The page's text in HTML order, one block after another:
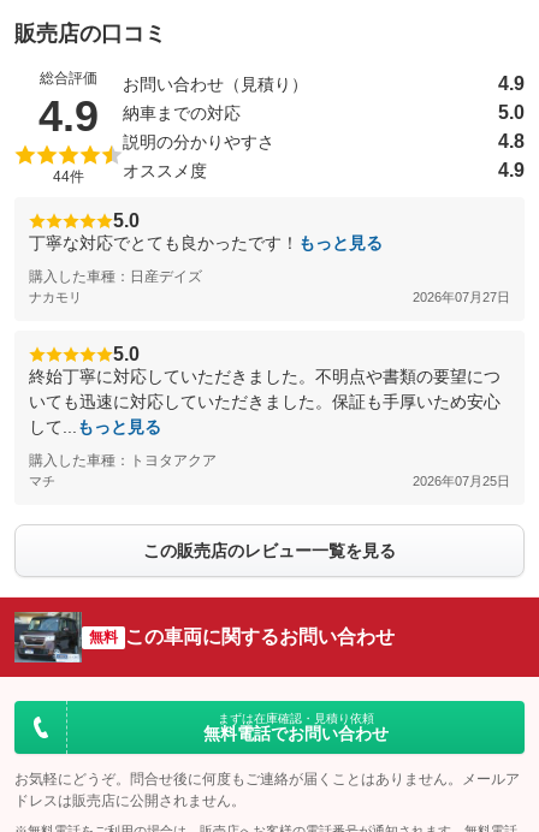
販売店の口コミ
総合評価
4.9 （5点満点中）
44件
お問い合わせ（見積り） 4.9
納車までの対応 5.0
説明の分かりやすさ 4.8
オススメ度 4.9
5.0
丁寧な対応でとても良かったです！ もっと見る
購入した車種：日産デイズ
ナカモリ 2026年07月27日
5.0
終始丁寧に対応していただきました。不明点や書類の要望につ
いても迅速に対応していただきました。保証も手厚いため安心
して...
もっと見る
購入した車種：トヨタアクア
マチ 2026年07月25日
この販売店のレビュー一覧を見る
無料 この車両に関するお問い合わせ
まずは在庫確認・見積り依頼
無料電話でお問い合わせ
お気軽にどうぞ。問合せ後に何度もご連絡が届くことはありません。メールア
ドレスは販売店に公開されません。